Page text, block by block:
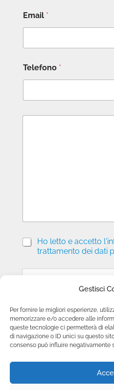
Gestisci
Per fornire le migliori esperienze,
memorizzare e/o accedere alle
queste tecnologie ci permetterà di
di navigazione o ID unici su questo
consenso può influire negativamente
Email *
Telefono *
M
P
v
a
*
Ho letto e accetto
trattamento dei dati
Invia richiesta